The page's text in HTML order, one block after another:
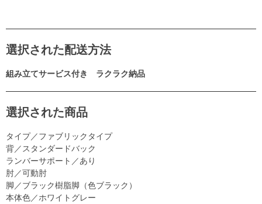
選択された配送方法
組み立てサービス付き ラクラク納品
選択された商品
タイプ／ファブリックタイプ
背／スタンダードバック
ランバーサポート／あり
肘／可動肘
脚／ブラック樹脂脚（色ブラック）
本体色／ホワイトグレー